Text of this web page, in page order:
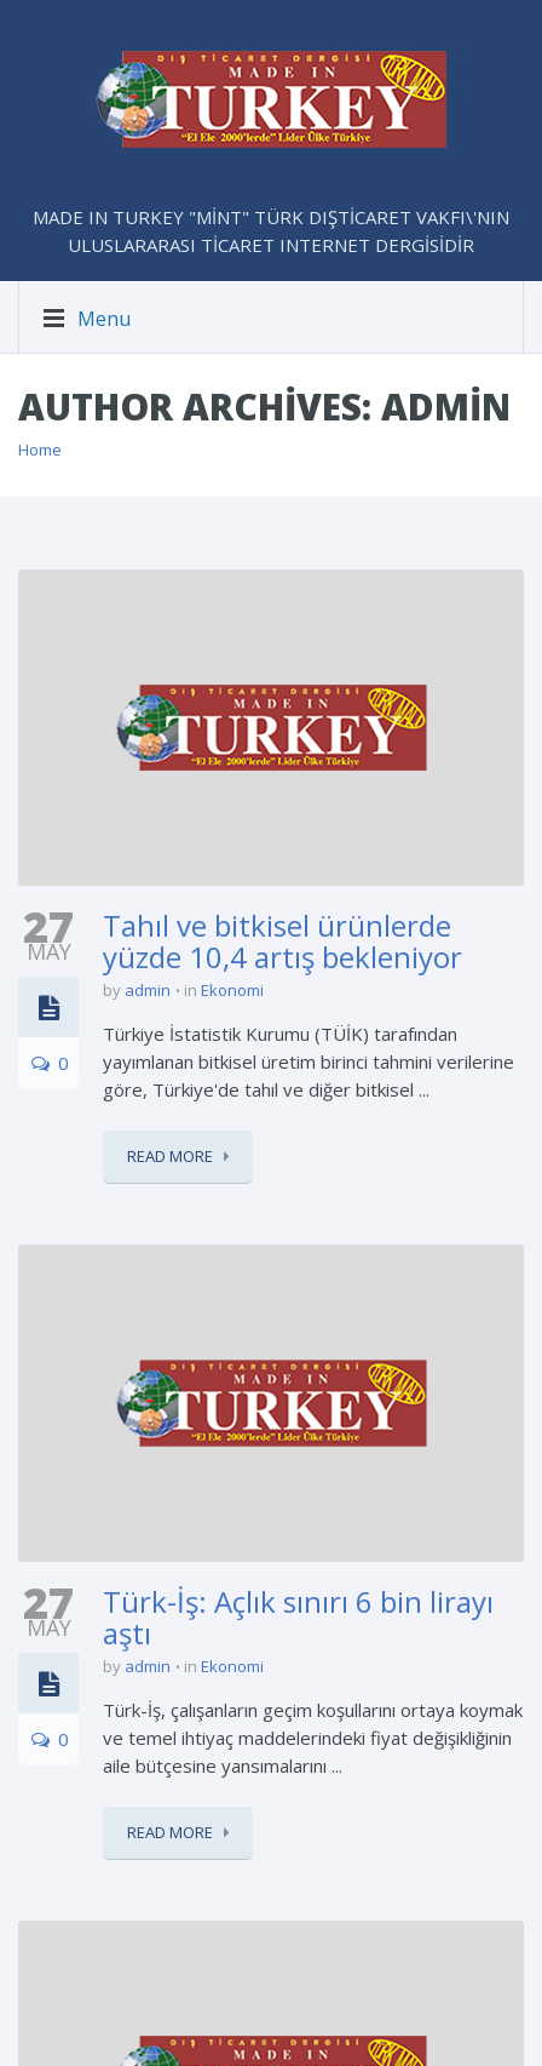
MADE IN TURKEY "MİNT" TÜRK DIŞTİCARET VAKFI\'NIN
ULUSLARARASI TİCARET INTERNET DERGİSİDİR
Menu
AUTHOR ARCHIVES: ADMIN
Home
27
MAY
0
Tahıl ve bitkisel ürünlerde
yüzde 10,4 artış bekleniyor
by admin in Ekonomi
Türkiye İstatistik Kurumu (TÜİK) tarafından
yayımlanan bitkisel üretim birinci tahmini verilerine
göre, Türkiye'de tahıl ve diğer bitkisel ...
READ MORE
27
MAY
0
Türk-İş: Açlık sınırı 6 bin lirayı
aştı
by admin in Ekonomi
Türk-İş, çalışanların geçim koşullarını ortaya koymak
ve temel ihtiyaç maddelerindeki fiyat değişikliğinin
aile bütçesine yansımalarını ...
READ MORE